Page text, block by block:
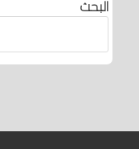
البحث